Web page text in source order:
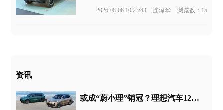
2026-08-06 10:23:43 连泽华 浏览数：15
资讯
或成“蔚小理”销冠？理想汽车12月交付量超2万辆